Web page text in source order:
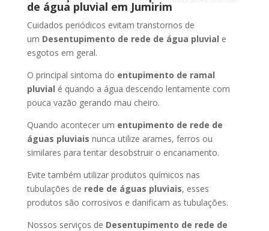
de água pluvial em Jumirim
Cuidados periódicos evitam transtornos de
um Desentupimento de rede de água pluvial e
esgotos em geral.
O principal sintoma do entupimento de ramal
pluvial é quando a água descendo lentamente com
pouca vazão gerando mau cheiro.
Quando acontecer um entupimento de rede de
águas pluviais nunca utilize arames, ferros ou
similares para tentar desobstruir o encanamento.
Evite também utilizar produtos químicos nas
tubulações de rede de águas pluviais, esses
produtos são corrosivos e danificam as tubulações.
Nossos serviços de Desentupimento de rede de